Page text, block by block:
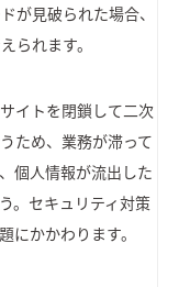
が見破られた場合、
られます。
イトを閉鎖して二次
ため、業務が滞って
個人情報が流出した
。セキュリティ対策
にかかわります。